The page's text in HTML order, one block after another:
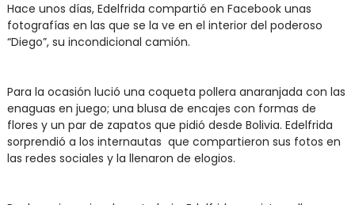
Hace unos días, Edelfrida compartió en Facebook unas
fotografías en las que se la ve en el interior del poderoso
“Diego”, su incondicional camión.
Para la ocasión lució una coqueta pollera anaranjada con las
enaguas en juego; una blusa de encajes con formas de
flores y un par de zapatos que pidió desde Bolivia. Edelfrida
sorprendió a los internautas que compartieron sus fotos en
las redes sociales y la llenaron de elogios.